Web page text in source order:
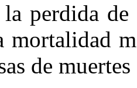
perdida
mortalidad
de